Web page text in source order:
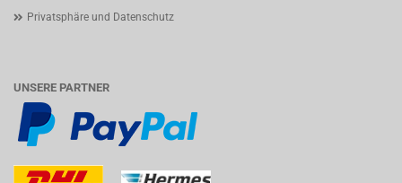
Privatsphäre und Datenschutz
UNSERE PARTNER